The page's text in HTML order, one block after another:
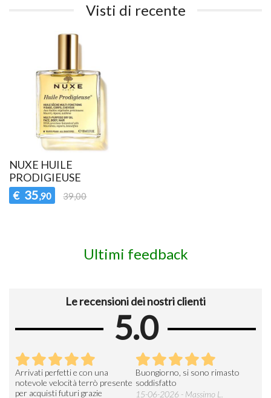
Visti di recente
NUXE HUILE
PRODIGIEUSE
€ 35,90 39,00
Ultimi feedback
Le recensioni dei nostri clienti
5.0
Arrivati perfetti e con una
notevole velocità terrò presente
per acquisti futuri grazie
Buongiorno, si sono rimasto
soddisfatto
15-06-2026 - Massimo L.